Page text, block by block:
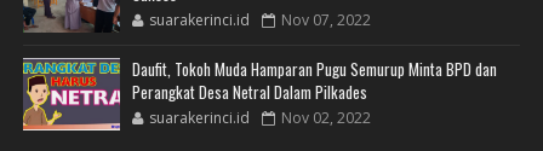
suarakerinci.id Nov 07, 2022
Daufit, Tokoh Muda Hamparan Pugu Semurup Minta BPD dan
Perangkat Desa Netral Dalam Pilkades
suarakerinci.id Nov 02, 2022